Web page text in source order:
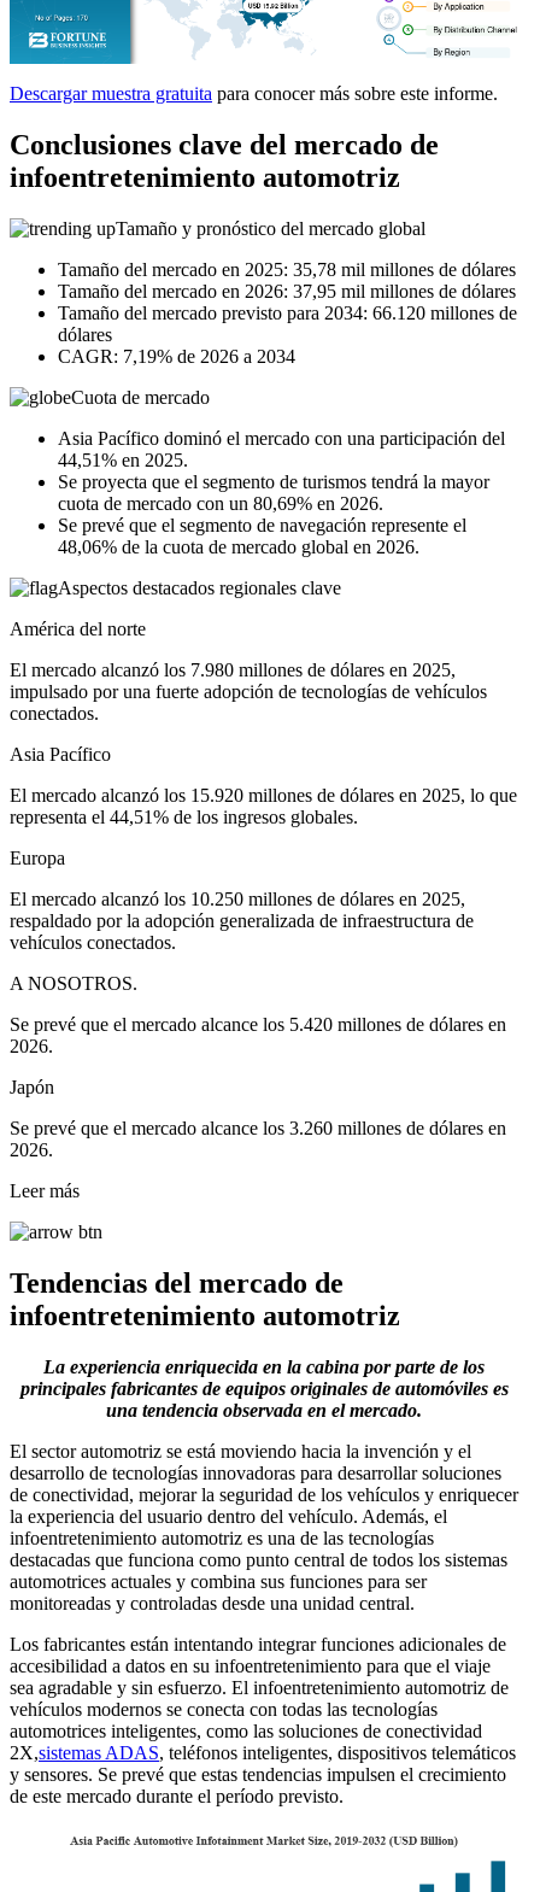
Descargar muestra gratuita para conocer más sobre este informe.
Conclusiones clave del mercado de
infoentretenimiento automotriz
Tamaño y pronóstico del mercado global
Tamaño del mercado en 2025: 35,78 mil millones de dólares
Tamaño del mercado en 2026: 37,95 mil millones de dólares
Tamaño del mercado previsto para 2034: 66.120 millones de
dólares
CAGR: 7,19% de 2026 a 2034
Cuota de mercado
Asia Pacífico dominó el mercado con una participación del
44,51% en 2025.
Se proyecta que el segmento de turismos tendrá la mayor
cuota de mercado con un 80,69% en 2026.
Se prevé que el segmento de navegación represente el
48,06% de la cuota de mercado global en 2026.
Aspectos destacados regionales clave
América del norte
El mercado alcanzó los 7.980 millones de dólares en 2025,
impulsado por una fuerte adopción de tecnologías de vehículos
conectados.
Asia Pacífico
El mercado alcanzó los 15.920 millones de dólares en 2025, lo que
representa el 44,51% de los ingresos globales.
Europa
El mercado alcanzó los 10.250 millones de dólares en 2025,
respaldado por la adopción generalizada de infraestructura de
vehículos conectados.
A NOSOTROS.
Se prevé que el mercado alcance los 5.420 millones de dólares en
2026.
Japón
Se prevé que el mercado alcance los 3.260 millones de dólares en
2026.
Leer más
Tendencias del mercado de
infoentretenimiento automotriz
La experiencia enriquecida en la cabina por parte de los
principales fabricantes de equipos originales de automóviles es
una tendencia observada en el mercado.
El sector automotriz se está moviendo hacia la invención y el
desarrollo de tecnologías innovadoras para desarrollar soluciones
de conectividad, mejorar la seguridad de los vehículos y enriquecer
la experiencia del usuario dentro del vehículo. Además, el
infoentretenimiento automotriz es una de las tecnologías
destacadas que funciona como punto central de todos los sistemas
automotrices actuales y combina sus funciones para ser
monitoreadas y controladas desde una unidad central.
Los fabricantes están intentando integrar funciones adicionales de
accesibilidad a datos en su infoentretenimiento para que el viaje
sea agradable y sin esfuerzo. El infoentretenimiento automotriz de
vehículos modernos se conecta con todas las tecnologías
automotrices inteligentes, como las soluciones de conectividad
2X,sistemas ADAS, teléfonos inteligentes, dispositivos telemáticos
y sensores. Se prevé que estas tendencias impulsen el crecimiento
de este mercado durante el período previsto.